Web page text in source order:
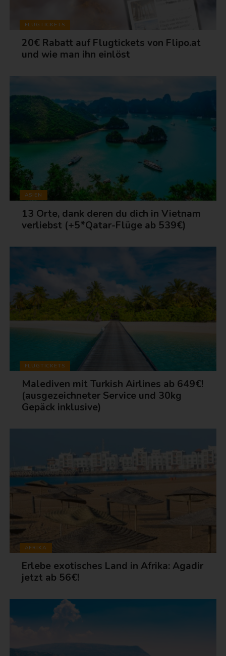
FLUGTICKETS
20€ Rabatt auf Flugtickets von Flipo.at
und wie man ihn einlöst
ASIEN
13 Orte, dank deren du dich in Vietnam
verliebst (+5*Qatar-Flüge ab 539€)
FLUGTICKETS
Malediven mit Turkish Airlines ab 649€!
(ausgezeichneter Service und 30kg
Gepäck inklusive)
AFRIKA
Erlebe exotisches Land in Afrika: Agadir
jetzt ab 56€!